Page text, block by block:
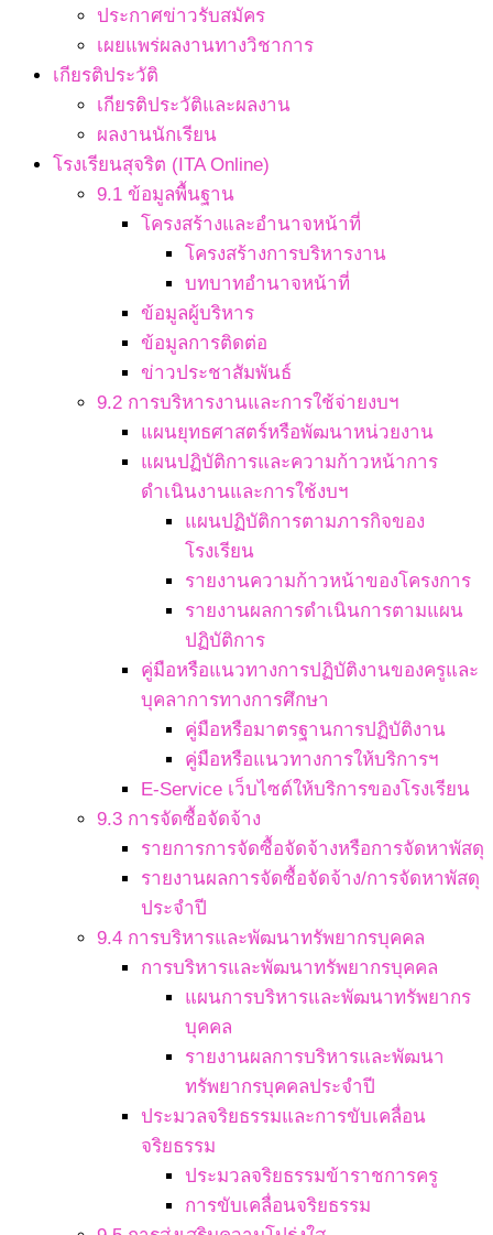
ประกาศข่าวรับสมัคร
เผยแพร่ผลงานทางวิชาการ
เกียรติประวัติ
เกียรติประวัติและผลงาน
ผลงานนักเรียน
โรงเรียนสุจริต (ITA Online)
9.1 ข้อมูลพื้นฐาน
โครงสร้างและอำนาจหน้าที่
โครงสร้างการบริหารงาน
บทบาทอำนาจหน้าที่
ข้อมูลผู้บริหาร
ข้อมูลการติดต่อ
ข่าวประชาสัมพันธ์
9.2 การบริหารงานและการใช้จ่ายงบฯ
แผนยุทธศาสตร์หรือพัฒนาหน่วยงาน
แผนปฏิบัติการและความก้าวหน้าการ
ดำเนินงานและการใช้งบฯ
แผนปฏิบัติการตามภารกิจของ
โรงเรียน
รายงานความก้าวหน้าของโครงการ
รายงานผลการดำเนินการตามแผน
ปฏิบัติการ
คู่มือหรือแนวทางการปฏิบัติงานของครูและ
บุคลาการทางการศึกษา
คู่มือหรือมาตรฐานการปฏิบัติงาน
คู่มือหรือแนวทางการให้บริการฯ
E-Service เว็บไซต์ให้บริการของโรงเรียน
9.3 การจัดซื้อจัดจ้าง
รายการการจัดซื้อจัดจ้างหรือการจัดหาพัสดุ
รายงานผลการจัดซื้อจัดจ้าง/การจัดหาพัสดุ
ประจำปี
9.4 การบริหารและพัฒนาทรัพยากรบุคคล
การบริหารและพัฒนาทรัพยากรบุคคล
แผนการบริหารและพัฒนาทรัพยากร
บุคคล
รายงานผลการบริหารและพัฒนา
ทรัพยากรบุคคลประจำปี
ประมวลจริยธรรมและการขับเคลื่อน
จริยธรรม
ประมวลจริยธรรมข้าราชการครู
การขับเคลื่อนจริยธรรม